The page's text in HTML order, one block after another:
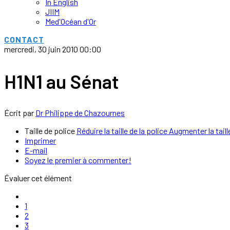
JIIM
Med'Océan d'Or
CONTACT
mercredi, 30 juin 2010 00:00
H1N1 au Sénat
Écrit par Dr Philippe de Chazournes
Taille de police Réduire la taille de la police Augmenter la
Imprimer
E-mail
Soyez le premier à commenter!
Évaluer cet élément
1
2
3